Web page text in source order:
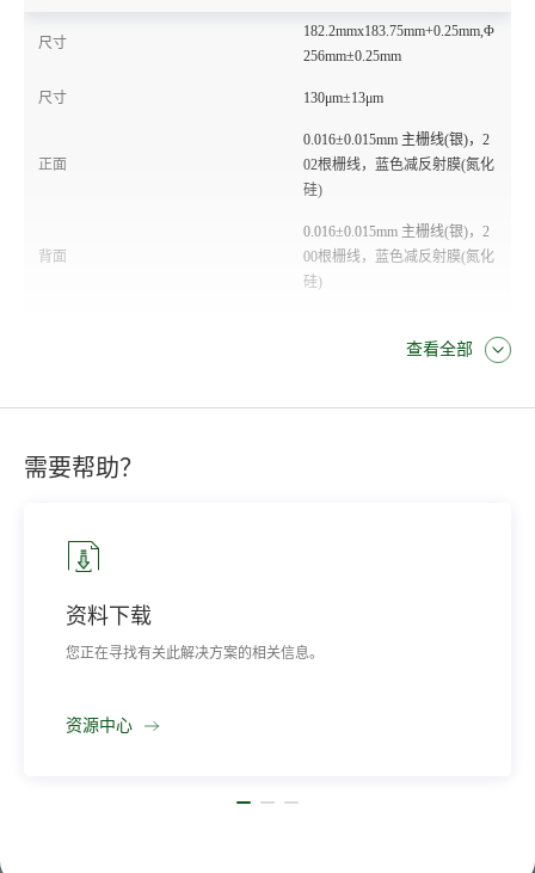
尺寸
182.2mmx183.75mm+0.25mm,Φ
256mm±0.25mm
尺寸 130μm±13μm
正面
0.016±0.015mm 主栅线(银)，2
02根栅线，蓝色减反射膜(氮化
硅)
背面
0.016±0.015mm 主栅线(银)，2
00根栅线，蓝色减反射膜(氮化
硅)
功率温度系数 −0.30%/K
查看全部
需要帮助？
资料下载
您正在寻找有关此解决方案的相关信息。
资源中心